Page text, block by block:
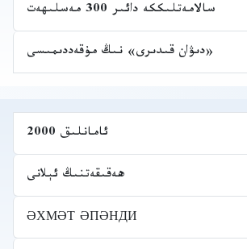
سالامەتلىككە دائىر 300 مەسلىھەت
«دىۋان قىدىرى» نىڭ مۇقەددىمىسى
ئامانلىق 2000
ھەقىقەتنىڭ ئېلانى
ӘХМӘТ ӘПӘНДИ